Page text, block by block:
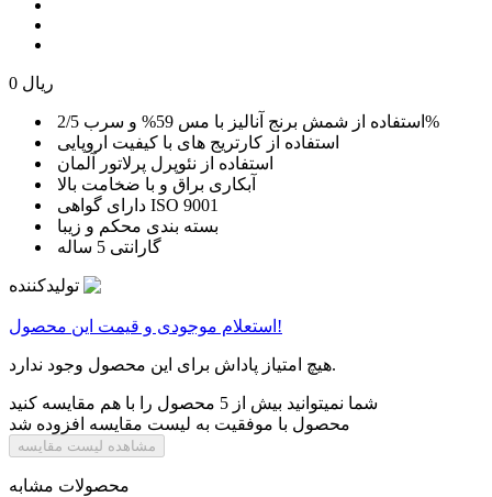
0 ریال
استفاده از شمش برنج آنالیز با مس 59% و سرب 2/5%
استفاده از کارتریج های با کیفیت اروپایی
استفاده از نئوپرل پرلاتور آلمان
آبکاری براق و با ضخامت بالا
دارای گواهی ISO 9001
بسته بندی محکم و زیبا
گارانتی 5 ساله
تولیدکننده
استعلام موجودی و قیمت این محصول!
هیچ امتیاز پاداش برای این محصول وجود ندارد.
شما نمیتوانید بیش از 5 محصول را با هم مقایسه کنید
محصول با موفقیت به لیست مقایسه افزوده شد
مشاهده لیست مقایسه
محصولات مشابه